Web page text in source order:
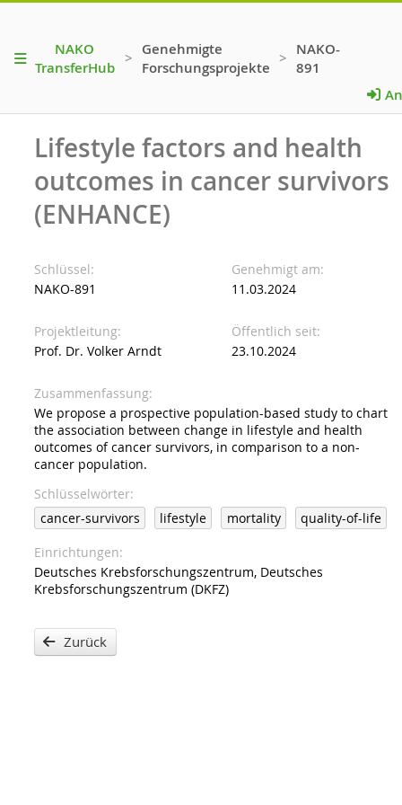
NAKO
TransferHub > Genehmigte
Forschungsprojekte > NAKO-
891
Lifestyle factors and health
outcomes in cancer survivors
(ENHANCE)
Schlüssel
NAKO-891
Projektleitung
Prof. Dr. Volker Arndt
Genehmigt am
11.03.2024
Öffentlich seit
23.10.2024
Zusammenfassung
We propose a prospective population-based study to chart
the association between change in lifestyle and health
outcomes of cancer survivors, in comparison to a non-
cancer population.
Schlüsselwörter
cancer-survivors
lifestyle mortality
quality-of-life
Einrichtungen
Deutsches Krebsforschungszentrum, Deutsches
Krebsforschungszentrum (DKFZ)
Zurück